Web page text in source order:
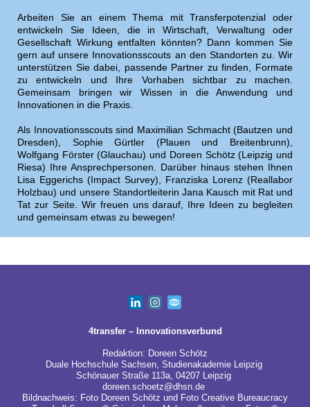
Arbeiten Sie an einem Thema mit Transferpotenzial oder
entwickeln Sie Ideen, die in Wirtschaft, Verwaltung oder
Gesellschaft Wirkung entfalten könnten? Dann kommen Sie
gern auf unsere Innovationsscouts an den Standorten zu. Wir
unterstützen Sie dabei, passende Partner zu finden, Formate
zu entwickeln und Ihre Vorhaben sichtbar zu machen.
Gemeinsam bringen wir Wissen in die Anwendung und
Innovationen in die Praxis.
Als Innovationsscouts sind Maximilian Schmacht (Bautzen und
Dresden), Sophie Gürtler (Plauen und Breitenbrunn),
Wolfgang Förster (Glauchau) und Doreen Schötz (Leipzig und
Riesa) Ihre Ansprechpersonen. Darüber hinaus stehen Ihnen
Lisa Eggerichs (Impact Survey), Franziska Lorenz (Reallabor
Holzbau) und unsere Standortleiterin Jana Kausch mit Rat und
Tat zur Seite. Wir freuen uns darauf, Ihre Ideen zu begleiten
und gemeinsam etwas zu bewegen!
4transfer – Innovationsverbund
Redaktion: Doreen Schötz
Duale Hochschule Sachsen, Studienakademie Leipzig
Schönauer Straße 113a, 04207 Leipzig
doreen.schoetz@dhsn.de
Bildnachweis: Foto Doreen Schötz und Foto Creative Bureaucracy